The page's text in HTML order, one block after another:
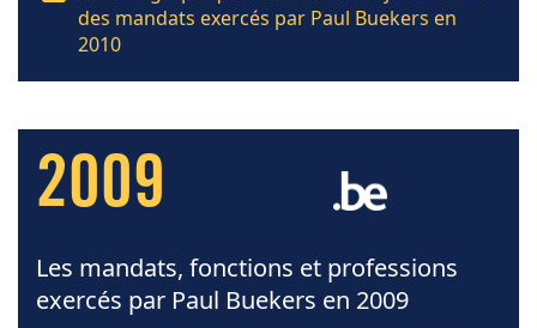
des mandats exercés par Paul Buekers en
2010
2009
Les mandats, fonctions et professions
exercés par Paul Buekers en 2009